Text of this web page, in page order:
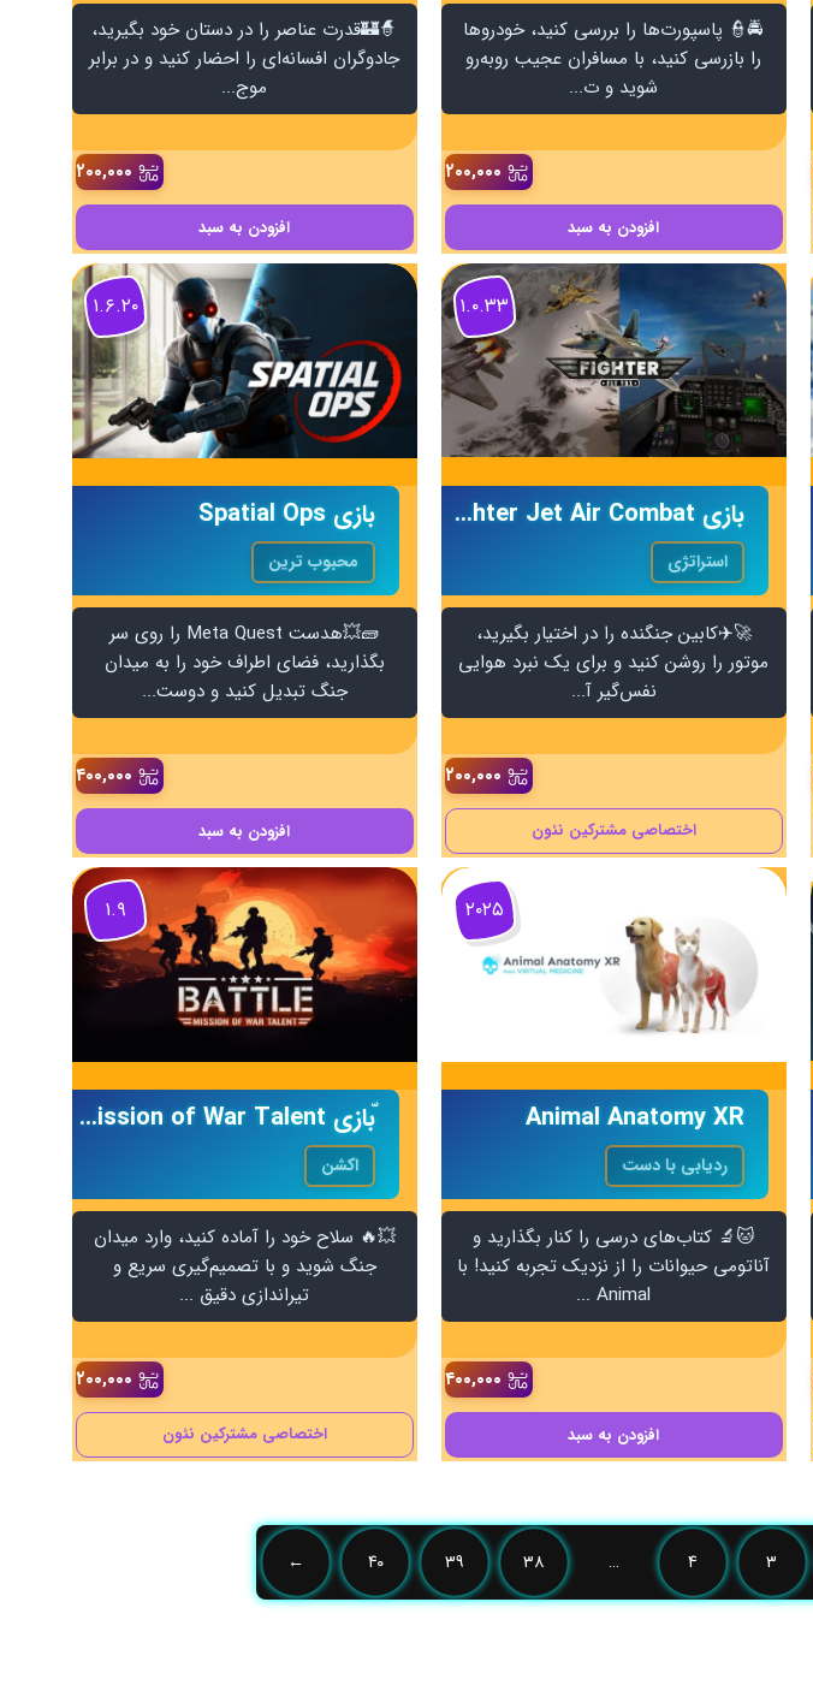
🚔👮 پاسپورت‌ها را بررسی کنید، خودروها
را بازرسی کنید، با مسافران عجیب روبه‌رو
شوید و ت...
۲۰۰,۰۰۰
افزودن به سبد
🧙🏰قدرت عناصر را در دستان خود بگیرید،
جادوگران افسانه‌ای را احضار کنید و در برابر
موج‌...
۲۰۰,۰۰۰
افزودن به سبد
۱.۰.۳۳
بازی FlyVRX – Fighter Jet Air Combat
استراتژی
🚀✈️کابین جنگنده را در اختیار بگیرید،
موتور را روشن کنید و برای یک نبرد هوایی
نفس‌گیر آ...
۲۰۰,۰۰۰
اختصاصی مشترکین نئون
۱.۶.۲۰
بازی Spatial Ops
محبوب ترین
🧱💥هدست Meta Quest را روی سر
بگذارید، فضای اطراف خود را به میدان
جنگ تبدیل کنید و دوست...
۴۰۰,۰۰۰
افزودن به سبد
۲۰۲۵
Animal Anatomy XR
ردیابی با دست
🐱🔬 کتاب‌های درسی را کنار بگذارید و
آناتومی حیوانات را از نزدیک تجربه کنید! با
Animal ...
۴۰۰,۰۰۰
افزودن به سبد
۱.۹
ّبازی Battle: Mission of War Talent
اکشن
💥🔥 سلاح خود را آماده کنید، وارد میدان
جنگ شوید و با تصمیم‌گیری سریع و
تیراندازی دقیق ...
۲۰۰,۰۰۰
اختصاصی مشترکین نئون
۳ ۴ … ۳۸ ۳۹ ۴۰ ←